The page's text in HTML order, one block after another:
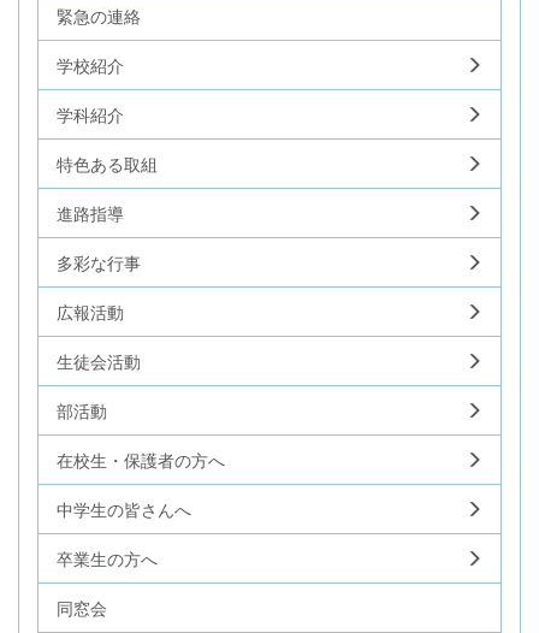
緊急の連絡
学校紹介
学科紹介
特色ある取組
進路指導
多彩な行事
広報活動
生徒会活動
部活動
在校生・保護者の方へ
中学生の皆さんへ
卒業生の方へ
同窓会